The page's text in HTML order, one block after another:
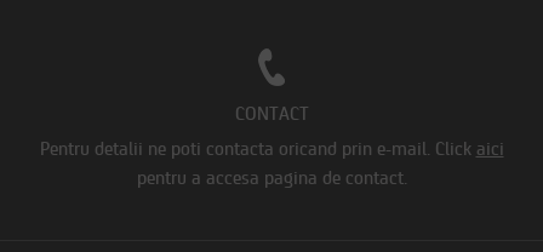
CONTACT
Pentru detalii ne poti contacta oricand prin e-mail. Click aici
pentru a accesa pagina de contact.